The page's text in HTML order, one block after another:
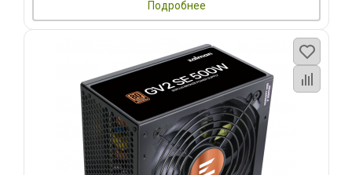
Подробнее